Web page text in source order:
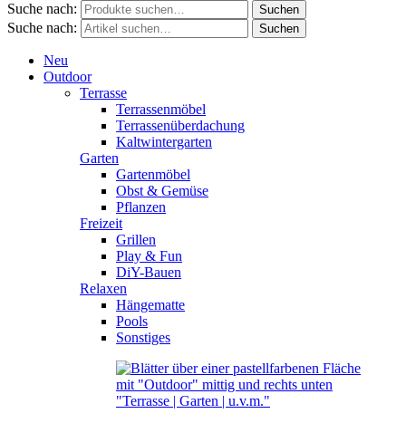
Suche nach:
Suche nach:
Neu
Outdoor
Terrasse
Terrassenmöbel
Terrassenüberdachung
Kaltwintergarten
Garten
Gartenmöbel
Obst & Gemüse
Pflanzen
Freizeit
Grillen
Play & Fun
DiY-Bauen
Relaxen
Hängematte
Pools
Sonstiges